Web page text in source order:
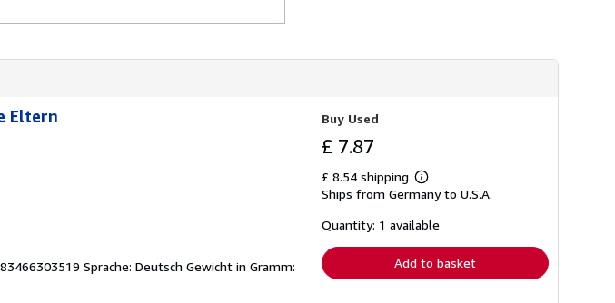
Eltern
Sprache: Deutsch Gewicht in Gramm:
Buy Used
£ 7.87
£ 8.54 shipping
Learn
more
shipping
Ships from Germany to U.S.A.
Quantity: 1 available
Add to basket